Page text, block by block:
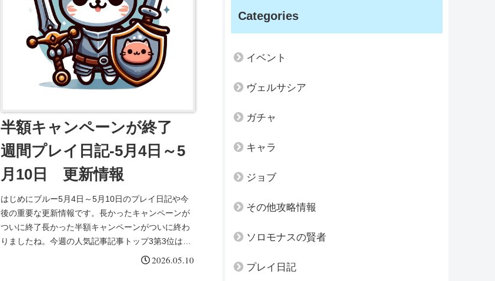
半額キャンペーンが終了
週間プレイ日記-5月4日～5
月10日 更新情報
はじめにブルー5月4日～5月10日のプレイ日記や今
後の重要な更新情報です。長かったキャンペーンが
ついに終了長かった半額キャンペーンがついに終わ
りましたね。今週の人気記事記事トップ3第3位はコ
スモスHL編成の記事でした。なんやかんやでここ数
2026.05.10
Categories
イベント
ヴェルサシア
ガチャ
キャラ
ジョブ
その他攻略情報
ソロモナスの賢者
プレイ日記